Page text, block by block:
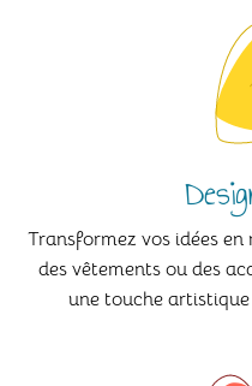
Transformez vos idées
des vêtements ou des
une touche